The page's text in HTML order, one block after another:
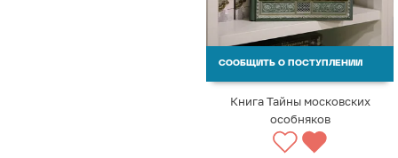
СООБЩИТЬ О ПОСТУПЛЕНИИ
Книга Тайны московских
особняков